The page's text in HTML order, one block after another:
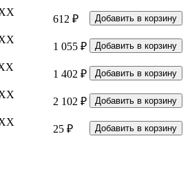
612 ₽
1 055 ₽
1 402 ₽
2 102 ₽
25 ₽